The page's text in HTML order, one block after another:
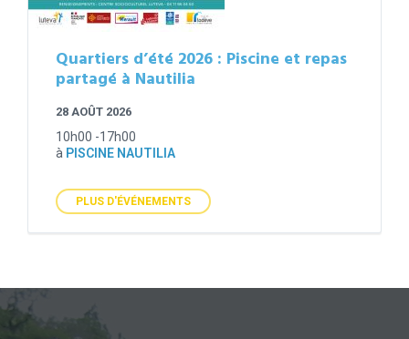
Quartiers d’été 2026 : Piscine et repas
partagé à Nautilia
28 AOÛT 2026
10h00 -17h00
à PISCINE NAUTILIA
PLUS D'ÉVÉNEMENTS